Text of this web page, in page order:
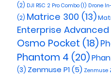
(2) DJI RSC 2 Pro Combo (1) Drone
(2) Matrice 300 (13)
Enterprise Advanced
Osmo Pocket (18)
Phantom 4 (20)
(3) Zenmuse P1(5) Zenmuse